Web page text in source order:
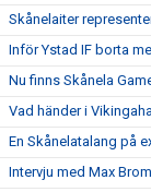
Skånelaiter
Inför Ystad IF borta
Nu finns Skånela
Vad händer i
En Skånelatalang på
Intervju med Max